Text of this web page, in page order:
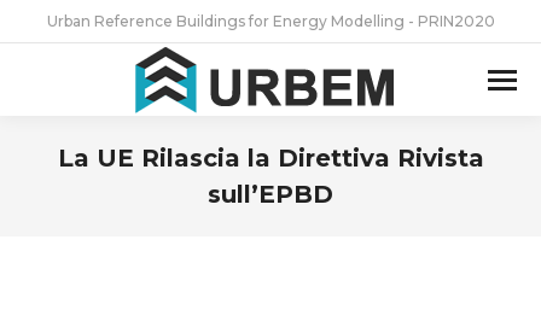
Urban Reference Buildings for Energy Modelling - PRIN2020
La UE Rilascia la Direttiva Rivista
sull’EPBD